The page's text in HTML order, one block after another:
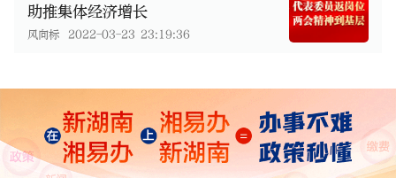
助推集体经济增长
风向标 2022-03-23 23:19:36